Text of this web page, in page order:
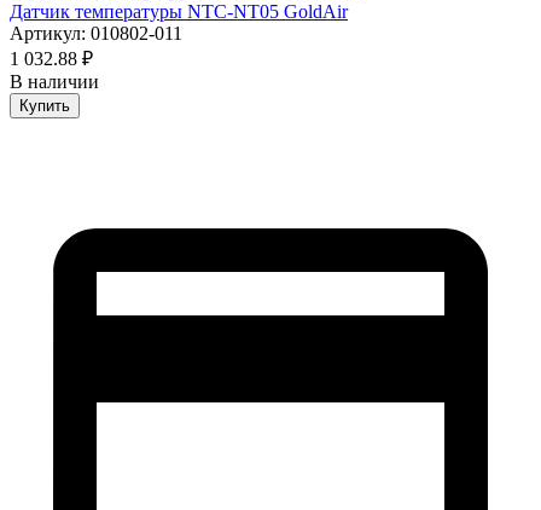
Датчик температуры NTC-NT05 GoldAir
Артикул: 010802-011
1 032.88 ₽
В наличии
Купить